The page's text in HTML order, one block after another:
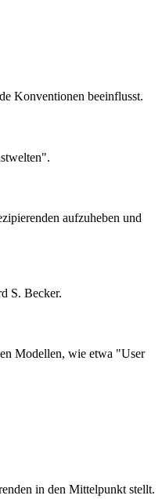
Konventionen beeinflusst.
aufzuheben und
S. Becker.
Modellen, wie etwa "User
in den Mittelpunkt stellt.